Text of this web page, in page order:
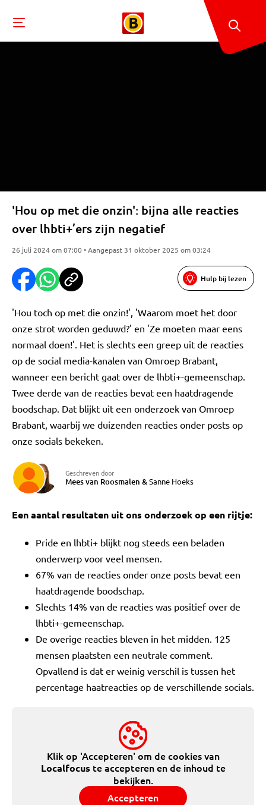
'Hou op met die onzin': bijna alle reacties
over lhbti+’ers zijn negatief
26 juli 2024 om 07:00 • Aangepast 31 oktober 2025 om 03:24
Hulp bij lezen
'Hou toch op met die onzin!', 'Waarom moet het door
onze strot worden geduwd?' en 'Ze moeten maar eens
normaal doen!'. Het is slechts een greep uit de reacties
op de social media-kanalen van Omroep Brabant,
wanneer een bericht gaat over de lhbti+-gemeenschap.
Twee derde van de reacties bevat een haatdragende
boodschap. Dat blijkt uit een onderzoek van Omroep
Brabant, waarbij we duizenden reacties onder posts op
onze socials bekeken.
Geschreven door
Mees van Roosmalen &Sanne Hoeks
Een aantal resultaten uit ons onderzoek op een rijtje:
Pride en lhbti+ blijkt nog steeds een beladen
onderwerp voor veel mensen.
67% van de reacties onder onze posts bevat een
haatdragende boodschap.
Slechts 14% van de reacties was positief over de
lhbti+-gemeenschap.
De overige reacties bleven in het midden. 125
mensen plaatsten een neutrale comment.
Opvallend is dat er weinig verschil is tussen het
percentage haatreacties op de verschillende socials.
Klik op 'Accepteren' om de cookies van
Localfocus te accepteren en de inhoud te
bekijken.
Accepteren